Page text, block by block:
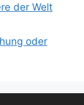
der Welt
oder